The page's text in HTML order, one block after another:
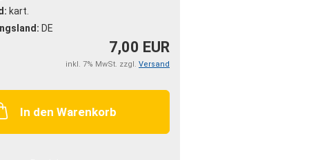
kart.
DE
7,00 EUR
inkl. 7% MwSt. zzgl. Versand
In den Warenkorb